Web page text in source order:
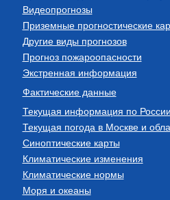
Видеопрогнозы
Приземные прогностические
Другие виды прогнозов
Прогноз пожароопасности
Экстренная информация
Фактические данные
Текущая информация по
Текущая погода в Москве и
Синоптические карты
Климатические изменения
Климатические нормы
Моря и океаны